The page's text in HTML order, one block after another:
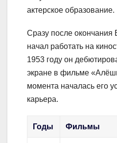
актерское образование.
Сразу после
начал работать на
1953 году он
экране в фильме
момента началась его
карьера.
Годы Фильмы